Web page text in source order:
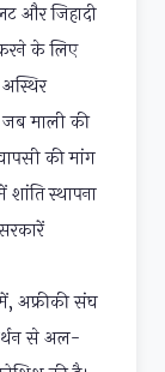
और जिहादी
के लिए
जब माली की
की मांग
शांति स्थापना
अफ्रीकी संघ
से अल-